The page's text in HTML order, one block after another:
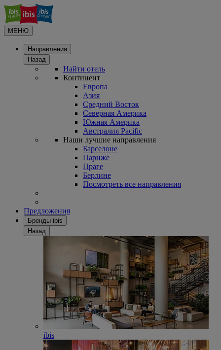
МЕНЮ
Направления
Назад
Найти отель
Континент
Европа
Азия
Средний Восток
Северная Америка
Южная Америка
Австралия Pacific
Наши лучшие направления
Барселоне
Париже
Праге
Берлине
Посмотреть все направления
Предложения
Бренды ibis
Назад
ibis